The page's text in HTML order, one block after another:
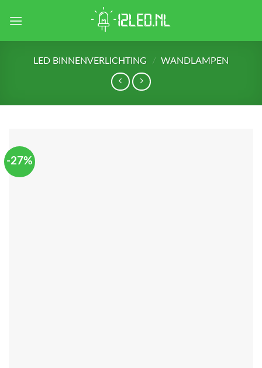
LED BINNENVERLICHTING / WANDLAMPEN
-27%